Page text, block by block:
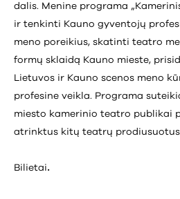
dalis. Menine programa
ir tenkinti Kauno gyventojų
meno poreikius, skatinti teatro
formų sklaidą Kauno mieste,
Lietuvos ir Kauno scenos meno
profesine veikla. Programa
miesto kamerinio teatro publikai
atrinktus kitų teatrų prodiusuotus
Bilietai.